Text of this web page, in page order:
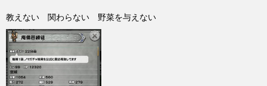
教えない 関わらない 野菜を与えない